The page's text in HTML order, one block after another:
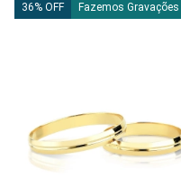
36% OFF Fazemos Gravações